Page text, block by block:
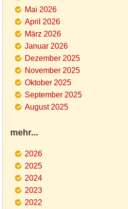
Mai 2026
April 2026
März 2026
Januar 2026
Dezember 2025
November 2025
Oktober 2025
September 2025
August 2025
mehr...
2026
2025
2024
2023
2022